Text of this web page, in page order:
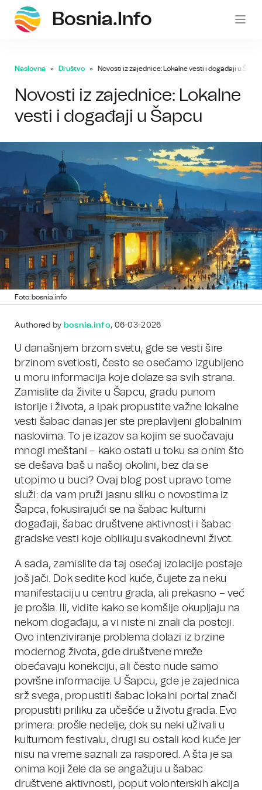
Bosnia.info
Naslovna Društvo Novosti iz zajednice: Lokalne vesti i događaji u
Novosti iz zajednice: Lokalne
vesti i događaji u Šapcu
Foto: bosnia.info
Authored by bosnia.info, 06-03-2026
U današnjem brzom svetu, gde se vesti šire
brzinom svetlosti, često se osećamo izgubljeno
u moru informacija koje dolaze sa svih strana.
Zamislite da živite u Šapcu, gradu punom
istorije i života, a ipak propustite važne lokalne
vesti šabac danas jer ste preplavljeni globalnim
naslovima. To je izazov sa kojim se suočavaju
mnogi meštani – kako ostati u toku sa onim što
se dešava baš u našoj okolini, bez da se
utopimo u buci? Ovaj blog post upravo tome
služi: da vam pruži jasnu sliku o novostima iz
Šapca, fokusirajući se na šabac kulturni
događaji, šabac društvene aktivnosti i šabac
gradske vesti koje oblikuju svakodnevni život.
A sada, zamislite da taj osećaj izolacije postaje
još jači. Dok sedite kod kuće, čujete za neku
manifestaciju u centru grada, ali prekasno – već
je prošla. Ili, vidite kako se komšije okupljaju na
nekom događaju, a vi niste ni znali da postoji.
Ovo intenziviranje problema dolazi iz brzine
modernog života, gde društvene mreže
obećavaju konekciju, ali često nude samo
površne informacije. U Šapcu, gde je zajednica
srž svega, propustiti šabac lokalni portal znači
propustiti priliku za učešće u životu grada. Evo
primera: prošle nedelje, dok su neki uživali u
kulturnom festivalu, drugi su ostali kod kuće jer
nisu na vreme saznali za raspored. A šta je sa
onima koji žele da se angažuju u šabac
društvene aktivnosti, poput volonterskih akcija